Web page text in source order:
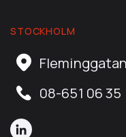
STOCKHOLM
08-651 06 35